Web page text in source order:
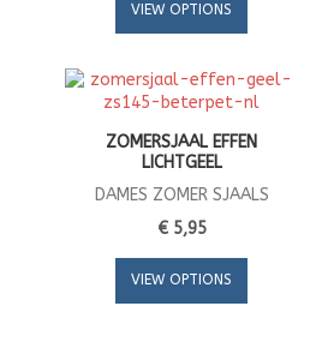
VIEW OPTIONS
ZOMERSJAAL EFFEN
LICHTGEEL
DAMES ZOMER SJAALS
€ 5,95
VIEW OPTIONS